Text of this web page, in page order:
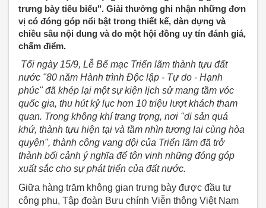
trưng bày tiêu biểu". Giải thưởng ghi nhận những đơn
vị có đóng góp nổi bật trong thiết kế, dàn dựng và
chiều sâu nội dung và do một hội đồng uy tín đánh giá,
chấm điểm.
Tối ngày 15/9, Lễ Bế mạc Triển lãm thành tựu đất
nước "80 năm Hành trình Độc lập - Tự do - Hạnh
phúc" đã khép lại một sự kiện lịch sử mang tầm vóc
quốc gia, thu hút kỷ lục hơn 10 triệu lượt khách tham
quan. Trong không khí trang trọng, nơi "di sản quá
khứ, thành tựu hiện tại và tầm nhìn tương lai cùng hòa
quyện", thành công vang dội của Triển lãm đã trở
thành bối cảnh ý nghĩa để tôn vinh những đóng góp
xuất sắc cho sự phát triển của đất nước.
Giữa hàng trăm không gian trưng bày được đầu tư
công phu, Tập đoàn Bưu chính Viễn thông Việt Nam